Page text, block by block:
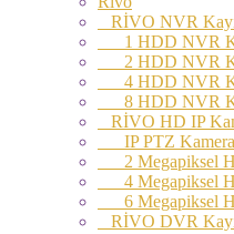
RİVO NVR
1 HDD NVR
2 HDD NVR
4 HDD NVR
8 HDD NVR
RİVO HD IP
IP PTZ
2 Megapiksel
4 Megapiksel
6 Megapiksel
RİVO DVR